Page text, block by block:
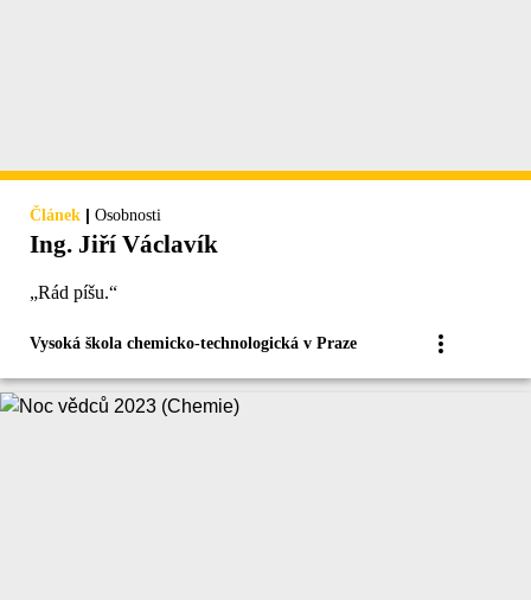
Článek | Osobnosti
Ing. Jiří Václavík
„Rád píšu.“
Vysoká škola chemicko-technologická v Praze